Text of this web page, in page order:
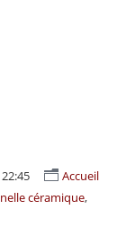
Accueil
céramique